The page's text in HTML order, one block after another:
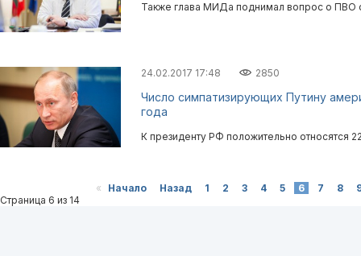
Также глава МИДа поднимал вопрос о ПВО
24.02.2017 17:48 2850
Число симпатизирующих Путину
года
К президенту РФ положительно относятся
« Начало Назад 1 2 3 4 5 6 7 8
Страница 6 из 14